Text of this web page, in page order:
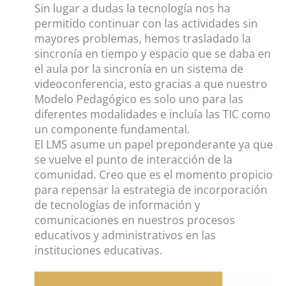
Sin lugar a dudas la tecnología nos ha
permitido continuar con las actividades sin
mayores problemas, hemos trasladado la
sincronía en tiempo y espacio que se daba en
el aula por la sincronía en un sistema de
videoconferencia, esto gracias a que nuestro
Modelo Pedagógico es solo uno para las
diferentes modalidades e incluía las TIC como
un componente fundamental.
El LMS asume un papel preponderante ya que
se vuelve el punto de interacción de la
comunidad. Creo que es el momento propicio
para repensar la estrategia de incorporación
de tecnologías de información y
comunicaciones en nuestros procesos
educativos y administrativos en las
instituciones educativas.